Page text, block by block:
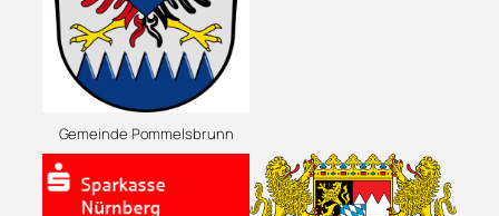
Gemeinde Pommelsbrunn